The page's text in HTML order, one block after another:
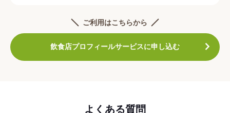
ご利用はこちらから
飲食店プロフィールサービスに申し込む
よくある質問